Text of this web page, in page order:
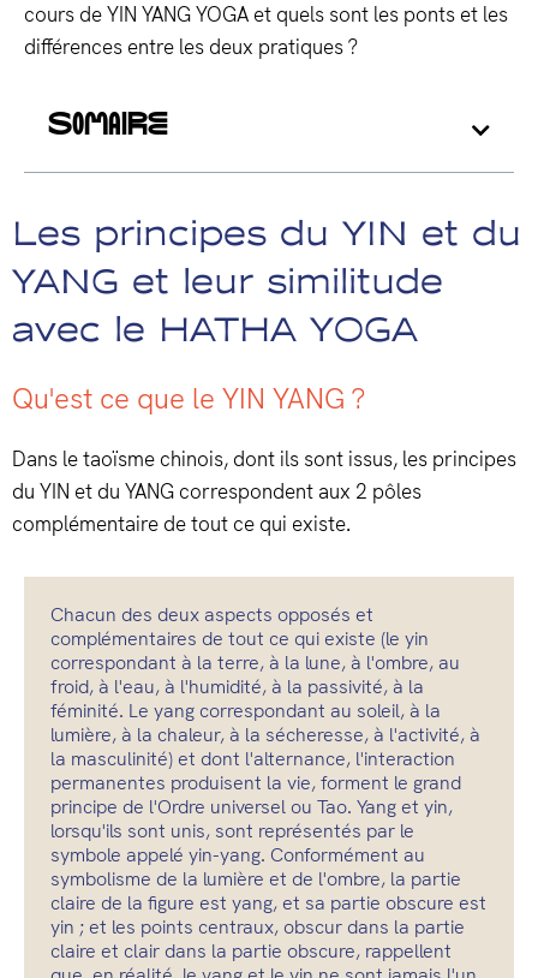
cours de YIN YANG YOGA et quels sont les ponts et les
différences entre les deux pratiques ?
SOMAIRE
Les principes du YIN et du
YANG et leur similitude
avec le HATHA YOGA
Qu'est ce que le YIN YANG ?
Dans le taoïsme chinois, dont ils sont issus, les principes
du YIN et du YANG correspondent aux 2 pôles
complémentaire de tout ce qui existe.
Chacun des deux aspects opposés et
complémentaires de tout ce qui existe (le yin
correspondant à la terre, à la lune, à l'ombre, au
froid, à l'eau, à l'humidité, à la passivité, à la
féminité. Le yang correspondant au soleil, à la
lumière, à la chaleur, à la sécheresse, à l'activité, à
la masculinité) et dont l'alternance, l'interaction
permanentes produisent la vie, forment le grand
principe de l'Ordre universel ou Tao. Yang et yin,
lorsqu'ils sont unis, sont représentés par le
symbole appelé yin-yang. Conformément au
symbolisme de la lumière et de l'ombre, la partie
claire de la figure est yang, et sa partie obscure est
yin ; et les points centraux, obscur dans la partie
claire et clair dans la partie obscure, rappellent